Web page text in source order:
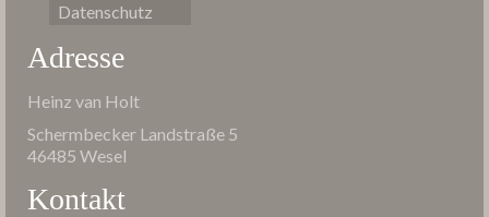
Datenschutz
Adresse
Heinz van Holt
Schermbecker Landstraße 5
46485 Wesel
Kontakt